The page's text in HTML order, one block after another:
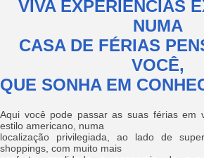
VIVA EXPERIÊNCIAS
NUMA
CASA DE FÉRIAS
VOCÊ,
QUE SONHA EM
Aqui você pode passar as suas férias em
estilo americano, numa
localização privilegiada, ao lado de
shoppings, com muito mais